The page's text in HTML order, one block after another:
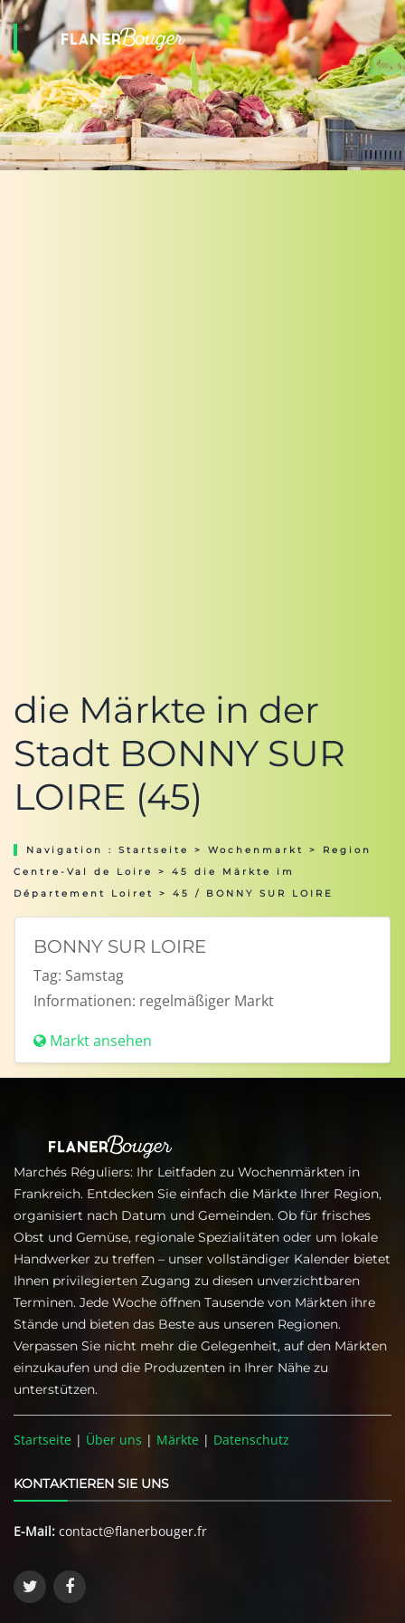
die Märkte in der
Stadt BONNY SUR
LOIRE (45)
Navigation : Startseite > Wochenmarkt > Region
Centre-Val de Loire
> 45 die Märkte im
Département Loiret
> 45 / BONNY SUR LOIRE
BONNY SUR LOIRE
Tag: Samstag
Informationen: regelmäßiger Markt
Markt ansehen
Marchés Réguliers: Ihr Leitfaden zu Wochenmärkten in
Frankreich. Entdecken Sie einfach die Märkte Ihrer Region,
organisiert nach Datum und Gemeinden. Ob für frisches
Obst und Gemüse, regionale Spezialitäten oder um lokale
Handwerker zu treffen – unser vollständiger Kalender bietet
Ihnen privilegierten Zugang zu diesen unverzichtbaren
Terminen. Jede Woche öffnen Tausende von Märkten ihre
Stände und bieten das Beste aus unseren Regionen.
Verpassen Sie nicht mehr die Gelegenheit, auf den Märkten
einzukaufen und die Produzenten in Ihrer Nähe zu
unterstützen.
Startseite | Über uns | Märkte | Datenschutz
KONTAKTIEREN SIE UNS
E-Mail: contact@flanerbouger.fr